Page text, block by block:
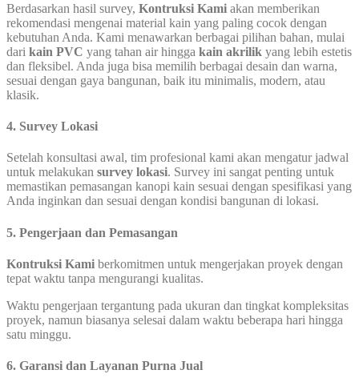
Berdasarkan hasil survey, Kontruksi Kami akan memberikan
rekomendasi mengenai material kain yang paling cocok dengan
kebutuhan Anda. Kami menawarkan berbagai pilihan bahan, mulai
dari kain PVC yang tahan air hingga kain akrilik yang lebih estetis
dan fleksibel. Anda juga bisa memilih berbagai desain dan warna,
sesuai dengan gaya bangunan, baik itu minimalis, modern, atau
klasik.
4. Survey Lokasi
Setelah konsultasi awal, tim profesional kami akan mengatur jadwal
untuk melakukan survey lokasi. Survey ini sangat penting untuk
memastikan pemasangan kanopi kain sesuai dengan spesifikasi yang
Anda inginkan dan sesuai dengan kondisi bangunan di lokasi.
5. Pengerjaan dan Pemasangan
Kontruksi Kami berkomitmen untuk mengerjakan proyek dengan
tepat waktu tanpa mengurangi kualitas.
Waktu pengerjaan tergantung pada ukuran dan tingkat kompleksitas
proyek, namun biasanya selesai dalam waktu beberapa hari hingga
satu minggu.
6. Garansi dan Layanan Purna Jual